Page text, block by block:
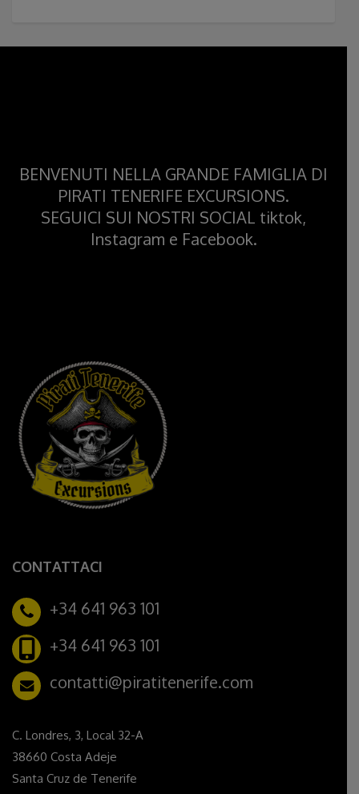
BENVENUTI NELLA GRANDE FAMIGLIA DI
PIRATI TENERIFE EXCURSIONS.
SEGUICI SUI NOSTRI SOCIAL tiktok,
Instagram e Facebook.
CONTATTACI
+34 641 963 101
+34 641 963 101
contatti@piratitenerife.com
C. Londres, 3, Local 32-A
38660 Costa Adeje
Santa Cruz de Tenerife